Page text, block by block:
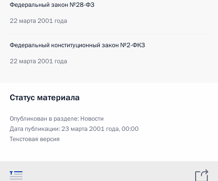
Федеральный закон №28-ФЗ
22 марта 2001 года
Федеральный конституционный закон №2-ФКЗ
22 марта 2001 года
Статус материала
Опубликован в разделе: Новости
Дата публикации:23 марта 2001 года, 00:00
Текстовая версия